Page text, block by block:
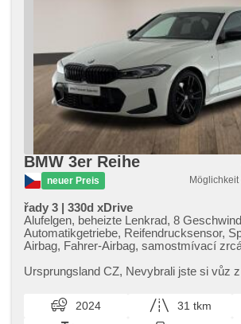
BMW 3er Reihe
neuer Preis
řady 3 | 330d xDrive
Alufelgen, beheizte Lenkrad, 8
Automatikgetriebe, Reifendrucksensor,
Airbag, Fahrer-Airbag, samostmívací
beheizte Spiegel, paměť nastavení
Sitze, Sportsitze, beheizte Sitze,
interiéru, Vorderlichter LED,
Ursprungsland CZ,​ Nevybrali jste si vůz
dovoz vozu na zakáz...
2024 31 tkm